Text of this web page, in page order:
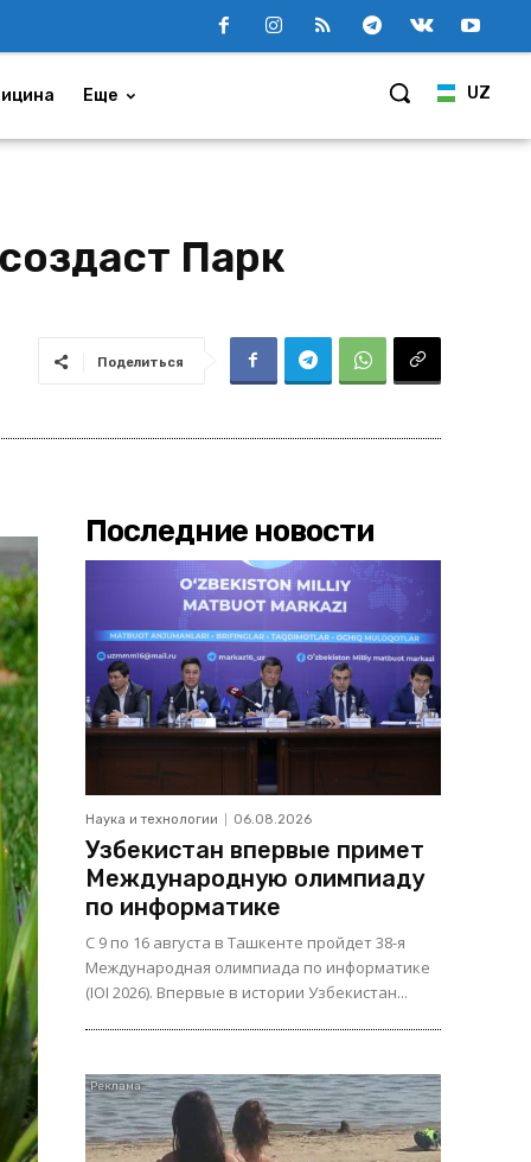
UZ
Еще
Парк
Поделиться
Последние новости
Наука и технологии 06.08.2026
Узбекистан впервые примет
Международную олимпиаду
по информатике
С 9 по 16 августа в Ташкенте пройдет 38-я
Международная олимпиада по информатике
(IOI 2026). Впервые в истории Узбекистан...